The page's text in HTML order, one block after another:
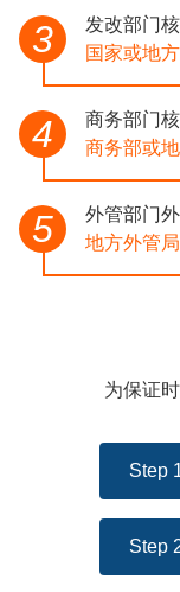
3
发改部门
国家或地
4
商务部门
商务部或
5
外管部门
地方外管局
为保证
Step
Step